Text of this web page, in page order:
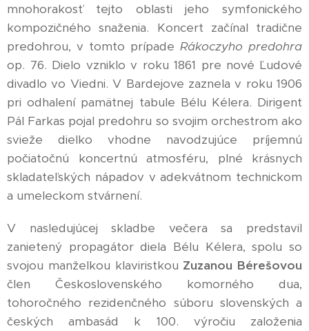
mnohorakosť tejto oblasti jeho symfonického
kompozičného snaženia. Koncert začínal tradične
predohrou, v tomto prípade Rákoczyho predohra
op. 76. Dielo vzniklo v roku 1861 pre nové Ľudové
divadlo vo Viedni. V Bardejove zaznela v roku 1906
pri odhalení pamätnej tabule Bélu Kélera. Dirigent
Pál Farkas pojal predohru so svojim orchestrom ako
svieže dielko vhodne navodzujúce príjemnú
počiatočnú koncertnú atmosféru, plné krásnych
skladateľských nápadov v adekvátnom technickom
a umeleckom stvárnení.
V nasledujúcej skladbe večera sa predstavil
zanietený propagátor diela Bélu Kélera, spolu so
svojou manželkou klaviristkou Zuzanou Bérešovou
člen Československého komorného dua,
tohoročného rezidenčného súboru slovenských a
českých ambasád k 100. výročiu založenia